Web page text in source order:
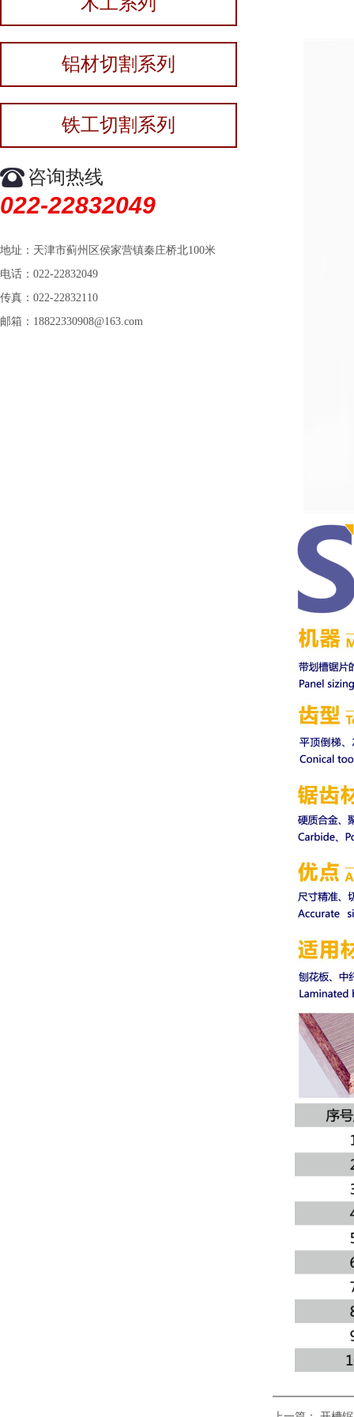
铝材切割系列
铁工切割系列
咨询热线
022-22832049
地址：天津市蓟州区侯家营镇秦庄桥北100米
电话：022-22832049
传真：022-22832110
邮箱：18822330908@163.com